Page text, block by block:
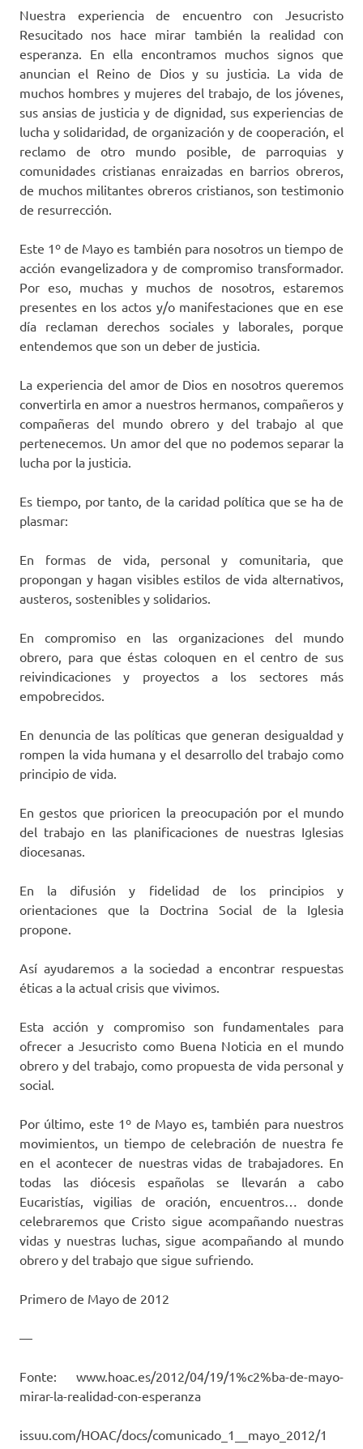
Nuestra experiencia de encuentro con Jesucristo
Resucitado nos hace mirar también la realidad con
esperanza. En ella encontramos muchos signos que
anuncian el Reino de Dios y su justicia. La vida de
muchos hombres y mujeres del trabajo, de los jóvenes,
sus ansias de justicia y de dignidad, sus experiencias de
lucha y solidaridad, de organización y de cooperación, el
reclamo de otro mundo posible, de parroquias y
comunidades cristianas enraizadas en barrios obreros,
de muchos militantes obreros cristianos, son testimonio
de resurrección.
Este 1º de Mayo es también para nosotros un tiempo de
acción evangelizadora y de compromiso transformador.
Por eso, muchas y muchos de nosotros, estaremos
presentes en los actos y/o manifestaciones que en ese
día reclaman derechos sociales y laborales, porque
entendemos que son un deber de justicia.
La experiencia del amor de Dios en nosotros queremos
convertirla en amor a nuestros hermanos, compañeros y
compañeras del mundo obrero y del trabajo al que
pertenecemos. Un amor del que no podemos separar la
lucha por la justicia.
Es tiempo, por tanto, de la caridad política que se ha de
plasmar:
En formas de vida, personal y comunitaria, que
propongan y hagan visibles estilos de vida alternativos,
austeros, sostenibles y solidarios.
En compromiso en las organizaciones del mundo
obrero, para que éstas coloquen en el centro de sus
reivindicaciones y proyectos a los sectores más
empobrecidos.
En denuncia de las políticas que generan desigualdad y
rompen la vida humana y el desarrollo del trabajo como
principio de vida.
En gestos que prioricen la preocupación por el mundo
del trabajo en las planificaciones de nuestras Iglesias
diocesanas.
En la difusión y fidelidad de los principios y
orientaciones que la Doctrina Social de la Iglesia
propone.
Así ayudaremos a la sociedad a encontrar respuestas
éticas a la actual crisis que vivimos.
Esta acción y compromiso son fundamentales para
ofrecer a Jesucristo como Buena Noticia en el mundo
obrero y del trabajo, como propuesta de vida personal y
social.
Por último, este 1º de Mayo es, también para nuestros
movimientos, un tiempo de celebración de nuestra fe
en el acontecer de nuestras vidas de trabajadores. En
todas las diócesis españolas se llevarán a cabo
Eucaristías, vigilias de oración, encuentros… donde
celebraremos que Cristo sigue acompañando nuestras
vidas y nuestras luchas, sigue acompañando al mundo
obrero y del trabajo que sigue sufriendo.
Primero de Mayo de 2012
—
Fonte: www.hoac.es/2012/04/19/1%c2%ba-de-mayo-
mirar-la-realidad-con-esperanza
issuu.com/HOAC/docs/comunicado_1__mayo_2012/1